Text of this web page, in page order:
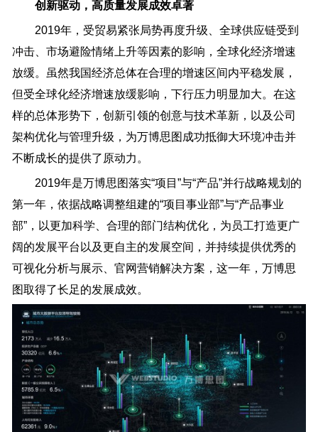
创新驱动，高质量发展成效卓著
2019年，受贸易紧张局势再度升级、全球供应链受到
冲击、市场避险情绪上升等因素的影响，全球化经济增速
放缓。虽然我国经济总体在合理的增速区间内平稳发展，
但受全球化经济增速放缓影响，下行压力明显加大。在这
样的总体形势下，创新引领的创意与技术革新，以及公司
架构优化与管理升级，为万博思图成功抵御大环境冲击并
不断成长的提供了原动力。
2019年是万博思图落实“项目”与“产品”并行战略规划的
第一年，依据战略调整组建的“项目事业部”与“产品事业
部”，以更加科学、合理的部门结构优化，为员工打造更广
阔的发展平台以及更自主的发展空间，并持续提供优秀的
可视化分析与展示、官网营销解决方案，这一年，万博思
图取得了长足的发展成效。